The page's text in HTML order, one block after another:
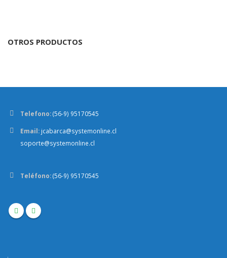
OTROS PRODUCTOS
Telefono:(56-9) 95170545
Email: jcabarca@systemonline.cl
soporte@systemonline.cl
Teléfono:(56-9) 95170545